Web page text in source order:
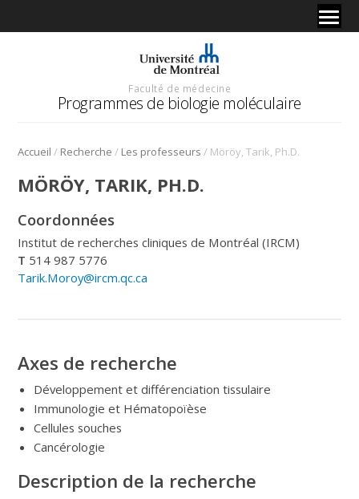
Faculté de médecine
Programmes de biologie moléculaire
Accueil / Recherche / Les professeurs / Möröy, Tarik, Ph.D.
MÖRÖY, TARIK, PH.D.
Coordonnées
Institut de recherches cliniques de Montréal (IRCM)
T 514 987 5776
Tarik.Moroy@ircm.qc.ca
Axes de recherche
Développement et différenciation tissulaire
Immunologie et Hématopoïèse
Cellules souches
Cancérologie
Description de la recherche